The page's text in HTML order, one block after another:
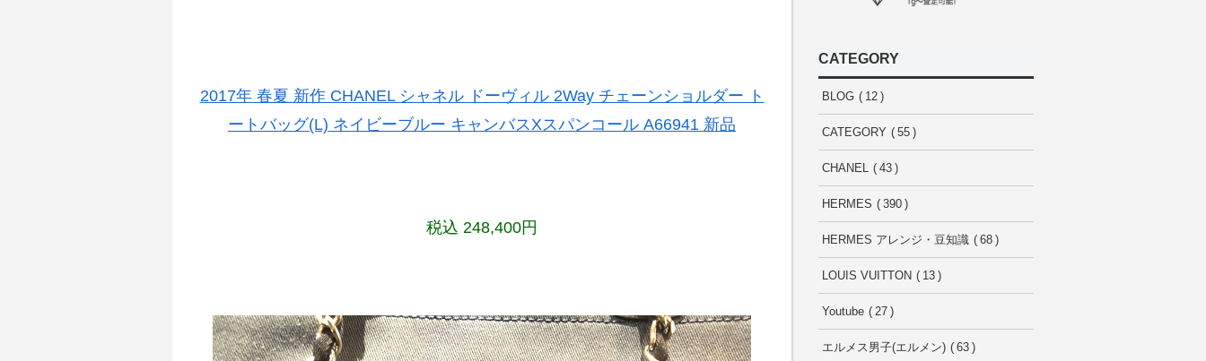
2017年 春夏 新作 CHANEL シャネル ドーヴィル 2Way チェーンショルダー ト
ートバッグ(L) ネイビーブルー キャンバスXスパンコール A66941 新品
税込 248,400円
CATEGORY
BLOG 12
CATEGORY 55
CHANEL 43
HERMES 390
HERMES アレンジ・豆知識 68
LOUIS VUITTON 13
Youtube 27
エルメス男子(エルメン) 63